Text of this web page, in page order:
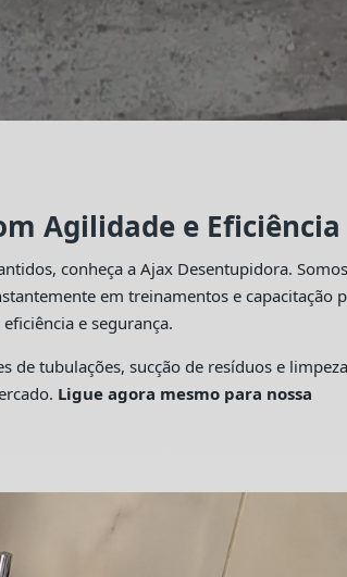
Agilidade e Eficiência
conheça a Ajax Desentupidora. Somos
em treinamentos e capacitação
e segurança.
de tubulações, sucção de resíduos e limpeza
Ligue agora mesmo para nossa